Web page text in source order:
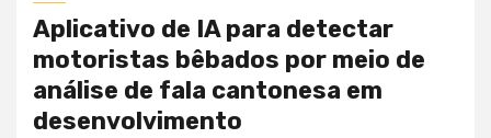
Aplicativo de IA para detectar
motoristas bêbados por meio de
análise de fala cantonesa em
desenvolvimento